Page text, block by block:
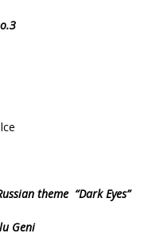
theme “Dark Eyes”
Geni